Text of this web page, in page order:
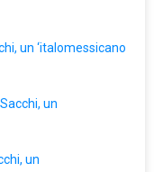
un ‘italomessicano
un
un